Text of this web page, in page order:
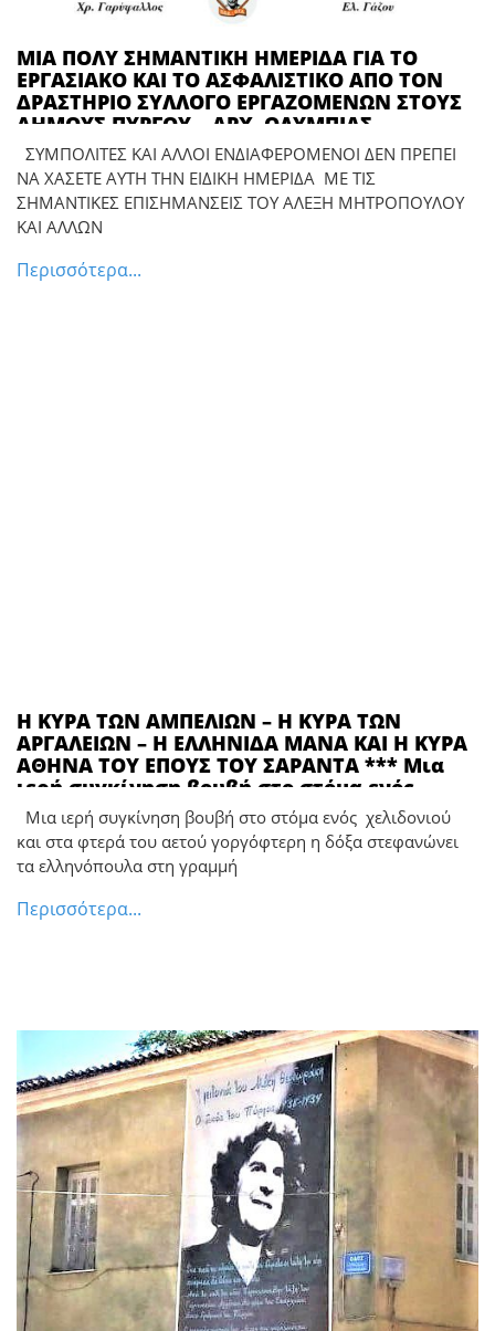
ΜΙΑ ΠΟΛΥ ΣΗΜΑΝΤΙΚΗ ΗΜΕΡΙΔΑ ΓΙΑ ΤΟ
ΕΡΓΑΣΙΑΚΟ ΚΑΙ ΤΟ ΑΣΦΑΛΙΣΤΙΚΟ ΑΠΟ ΤΟΝ
ΔΡΑΣΤΗΡΙΟ ΣΥΛΛΟΓΟ ΕΡΓΑΖΟΜΕΝΩΝ ΣΤΟΥΣ
ΔΗΜΟΥΣ ΠΥΡΓΟΥ – ΑΡΧ. ΟΛΥΜΠΙΑΣ –
ΖΑΧΑΡΩΣ *** Ο ΔΙΑΠΡΕΠΗΣ ΣΥΜΠΟΛΙΤΗΣ
ΕΡΓΑΤΟΛΟΓΟΣ ΠΑΝΕΠΙΣΤΗΜΙΑΚΟΣ
ΚΑΘΗΓΗΤΗΣ ΑΛΕΞΗΣ ΜΗΤΡΟΠΟΥΛΟΣ ΜΕ
ΚΟΡΥΦΑΙΟΥΣ ΕΠΙΣΗΣ ΕΠΙΣΤΗΜΟΝΕΣ ΘΑ
ΑΝΑΠΤΥΞΕΙ ΑΚΡΩΣ ΕΝΔΙΑΦΕΡΟΝΤΑ ΣΤΟΙΧΕΙΑ
ΣΗΜΕΡΑ ΠΑΡΑΣΚΕΥΗ ΣΤΟ ΔΗΜΑΡΧΕΙΟ
ΠΥΡΓΟΥ ΣΤΙΣ 12 ΤΟ ΜΕΣΗΜΕΡΙ
ΣΥΜΠΟΛΙΤΕΣ ΚΑΙ ΑΛΛΟΙ ΕΝΔΙΑΦΕΡΟΜΕΝΟΙ ΔΕΝ ΠΡΕΠΕΙ
ΝΑ ΧΑΣΕΤΕ ΑΥΤΗ ΤΗΝ ΕΙΔΙΚΗ ΗΜΕΡΙΔΑ ΜΕ ΤΙΣ
ΣΗΜΑΝΤΙΚΕΣ ΕΠΙΣΗΜΑΝΣΕΙΣ ΤΟΥ ΑΛΕΞΗ ΜΗΤΡΟΠΟΥΛΟΥ
ΚΑΙ ΑΛΛΩΝ
Περισσότερα...
Η ΚΥΡΑ ΤΩΝ ΑΜΠΕΛΙΩΝ – Η ΚΥΡΑ ΤΩΝ
ΑΡΓΑΛΕΙΩΝ – Η ΕΛΛΗΝΙΔΑ ΜΑΝΑ ΚΑΙ Η ΚΥΡΑ
ΑΘΗΝΑ ΤΟΥ ΕΠΟΥΣ ΤΟΥ ΣΑΡΑΝΤΑ *** Μια
ιερή συγκίνηση βουβή στο στόμα ενός
χελιδονιού και στα φτερά του αετού
γοργόφτερη η δόξα στεφανώνει τα
ελληνόπουλα στη γραμμή του μετώπου από
τον Πλάτανο έως τον Πύργο και στο
τρισάγιο της βαθύτατης μνήμης
Μια ιερή συγκίνηση βουβή στο στόμα ενός χελιδονιού
και στα φτερά του αετού γοργόφτερη η δόξα στεφανώνει
τα ελληνόπουλα στη γραμμή
Περισσότερα...